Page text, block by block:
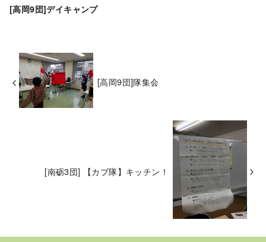
[高岡9団]デイキャンプ
[高岡9団]隊集会
[南砺3団] 【カブ隊】キッチン！